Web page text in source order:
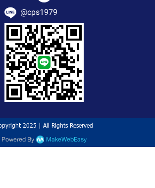
@cps1979
2025 | All Rights Reserved
Powered By MakeWebEasy